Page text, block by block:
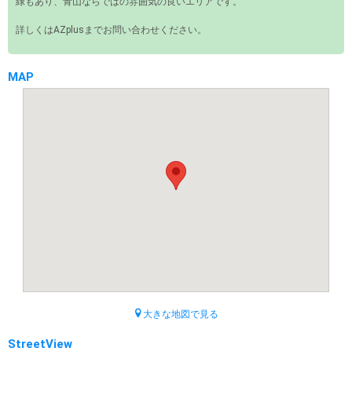
詳しくはAZplusまでお問い合わせください。
MAP
大きな地図で見る
StreetView